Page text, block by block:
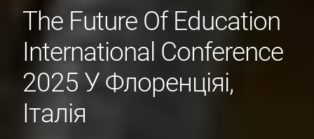
The Future Of Education
International Conference
2025 У Флоренціяі,
Італія